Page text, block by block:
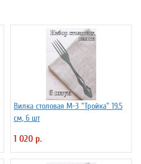
Вилка столовая М-3 "Тройка" 19.5
см, 6 шт
1 020 р.